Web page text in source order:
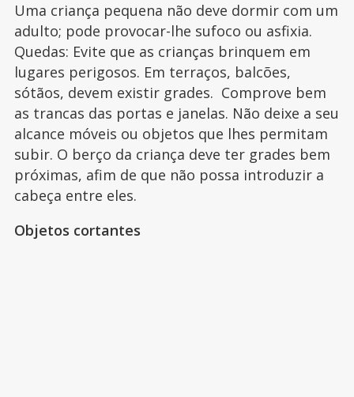
Uma criança pequena não deve dormir com um
adulto; pode provocar-lhe sufoco ou asfixia.
Quedas: Evite que as crianças brinquem em
lugares perigosos. Em terraços, balcões,
sótãos, devem existir grades. Comprove bem
as trancas das portas e janelas. Não deixe a seu
alcance móveis ou objetos que lhes permitam
subir. O berço da criança deve ter grades bem
próximas, afim de que não possa introduzir a
cabeça entre eles.
Objetos cortantes